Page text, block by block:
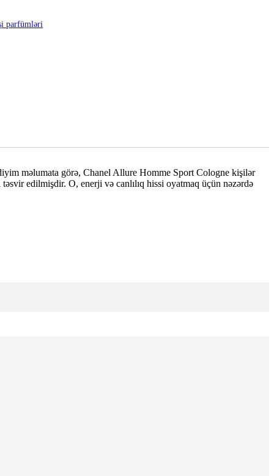
parfümləri
məlumata görə, Chanel Allure Homme Sport Cologne kişilər
edilmişdir. O, enerji və canlılıq hissi oyatmaq üçün nəzərdə